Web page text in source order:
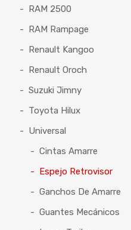
RAM 2500
RAM Rampage
Renault Kangoo
Renault Oroch
Suzuki Jimny
Toyota Hilux
Universal
Cintas Amarre
Espejo Retrovisor
Ganchos De Amarre
Guantes Mecánicos